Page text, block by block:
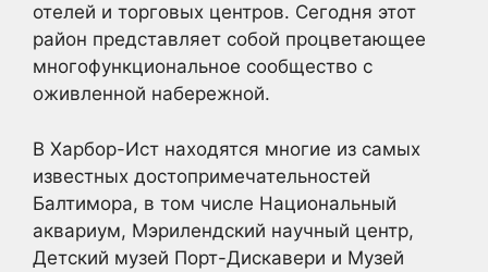
отелей и торговых центров. Сегодня этот
район представляет собой процветающее
многофункциональное сообщество с
оживленной набережной.
В Харбор-Ист находятся многие из самых
известных достопримечательностей
Балтимора, в том числе Национальный
аквариум, Мэрилендский научный центр,
Детский музей Порт-Дискавери и Музей